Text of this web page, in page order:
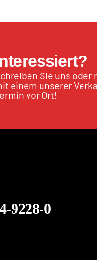
Sie uns oder
einem unserer
vor Ort!
9228-0